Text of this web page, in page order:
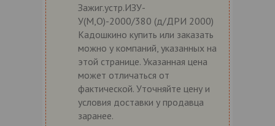
Зажиг.устр.ИЗУ-
У(М,О)-2000/380 (д/ДРИ 2000)
Кадошкино купить или заказать
можно у компаний, указанных на
этой странице. Указанная цена
может отличаться от
фактической. Уточняйте цену и
условия доставки у продавца
заранее.